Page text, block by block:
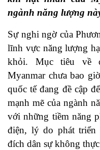
ngành năng lượng
Sự nghi ngờ của
lĩnh vực năng lượng
khỏi. Mục tiêu về
Myanmar chưa bao
quốc tế đang đề cập
mạnh mẽ của ngành
với những tiềm năng
điện, lý do phát
đích dân sự không